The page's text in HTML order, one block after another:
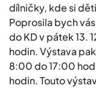
dílničky, kde si
Poprosila bych
do KD v pátek 13.
hodin. Výstava
8:00 do 17:00
hodin. Touto